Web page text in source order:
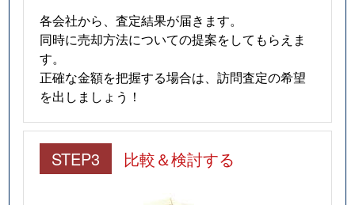
各会社から、査定結果が届きます。
同時に売却方法についての提案をしてもらえま
す。
正確な金額を把握する場合は、訪問査定の希望
を出しましょう！
STEP3 比較＆検討する